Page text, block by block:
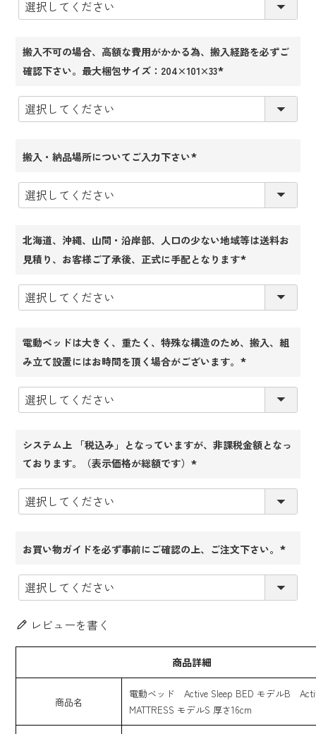
搬入不可の場合、高額な費用がかかる為、搬入経路を必ずご
確認下さい。最大梱包サイズ：204×101×33
搬入・納品場所についてご入力下さい
北海道、沖縄、山間・沿岸部、人口の少ない地域等は送料お
見積り、お客様ご了承後、正式に手配となります
電動ベッドは大きく、重たく、特殊な構造のため、搬入、組
み立て設置にはお時間を頂く場合がございます。
システム上 「税込み」となっていますが、非課税金額となっ
ております。（表示価格が総額です）
お買い物ガイドを必ず事前にご確認の上、ご注文下さい。
須)
レビューを書く
商品詳細
商品名
電動ベッド Active Sleep BED モデルB
MATTRESS モデルS 厚さ16cm